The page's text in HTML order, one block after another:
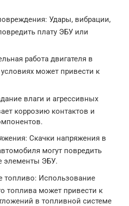
Удары, вибрации,
плату ЭБУ или
работа двигателя в
может привести к
влаги и агрессивных
коррозию контактов и
Скачки напряжения в
могут повредить
элементы ЭБУ.
топливо: Использование
топлива может привести к
в топливной системе